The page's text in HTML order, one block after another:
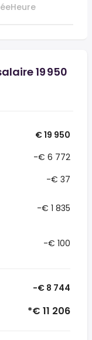
Heure
19 950
€ 19 950
-€ 6 772
-€ 37
-€ 1 835
-€ 100
-€ 8 744
*€ 11 206